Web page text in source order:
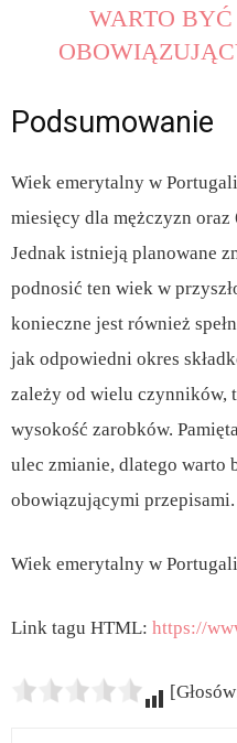
WARTO
Podsumowanie
Wiek emerytalny w
miesięcy dla mężczyzn
Jednak istnieją planowane
podnosić ten wiek w
konieczne jest również
jak odpowiedni okres
zależy od wielu czynników,
wysokość zarobków.
ulec zmianie, dlatego warto
obowiązującymi przepisami.
Wiek emerytalny w
Link tagu HTML: https://